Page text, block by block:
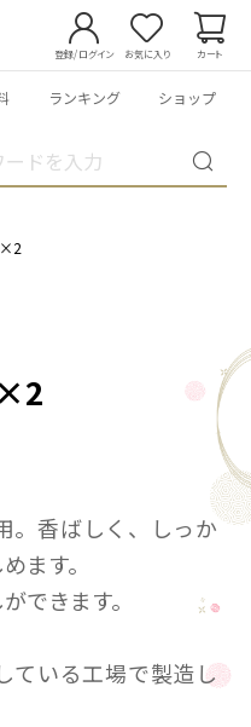
登録/ログイン お気に入り カート
ランキング ショップ
。香ばしく、しっか
ます。
できます。
いる工場で製造し